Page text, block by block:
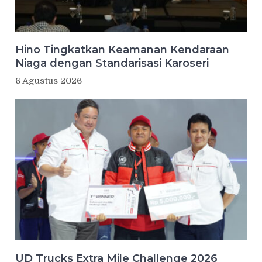
Hino Tingkatkan Keamanan Kendaraan
Niaga dengan Standarisasi Karoseri
6 Agustus 2026
UD Trucks Extra Mile Challenge 2026